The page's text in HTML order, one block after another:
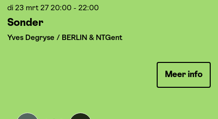
Sonder
Yves Degryse / BERLIN & NTGent
di 23 mrt 27 20:00 - 22:00
Meer info